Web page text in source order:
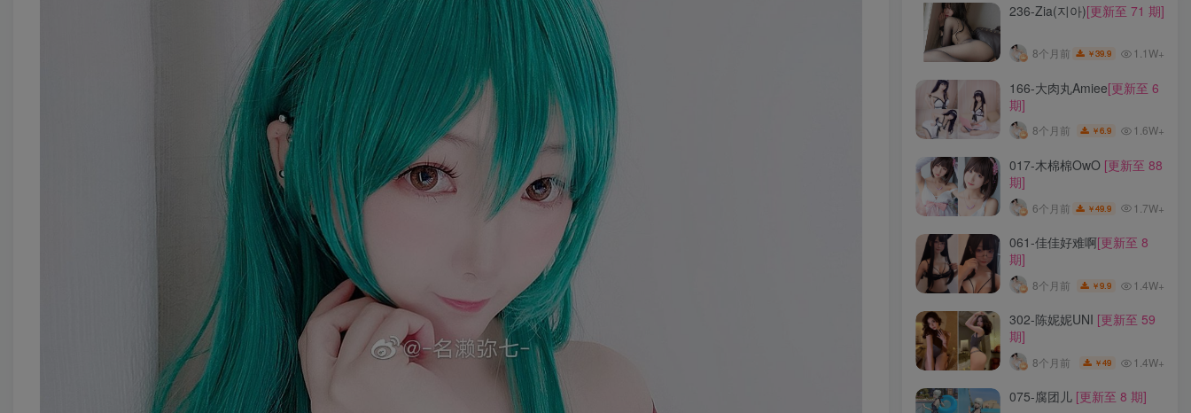
236-Zia(지아)[更新至 71 期]
8个月前 ￥39.9 1.1W+
166-大肉丸Amiee[更新至 6
期]
8个月前 ￥6.9 1.6W+
017-木棉棉OwO [更新至 88
期]
6个月前 ￥49.9 1.7W+
061-佳佳好难啊[更新至 8
期]
8个月前 ￥9.9 1.4W+
302-陈妮妮UNI [更新至 59
期]
8个月前 ￥49 1.4W+
075-腐团儿 [更新至 8 期]
龙年活动 龙宫地狱 龙娘图鉴
龙娘
龙姬
龙华妃咲JK
龙华妃咲
黛尔 黑龙贯通
黑黑麦
黑馆晴奈
黑靡烟旗袍 黑钻兔子
黑金
黑贞德泳装
黑贞兔子
黑见芹香
黑裤妹
热门推荐
期]
期]